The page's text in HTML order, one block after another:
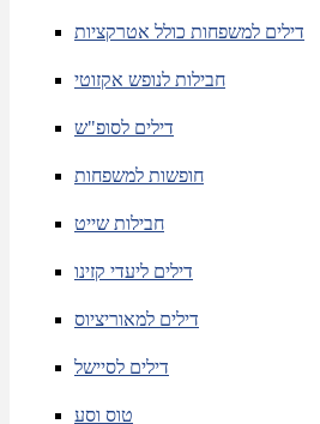
דילים למשפחות כולל אטרקציות
חבילות לנופש אקזוטי
דילים לסופ"ש
חופשות למשפחות
חבילות שייט
דילים ליעדי קזינו
דילים למאוריציוס
דילים לסיישל
טוס וסע